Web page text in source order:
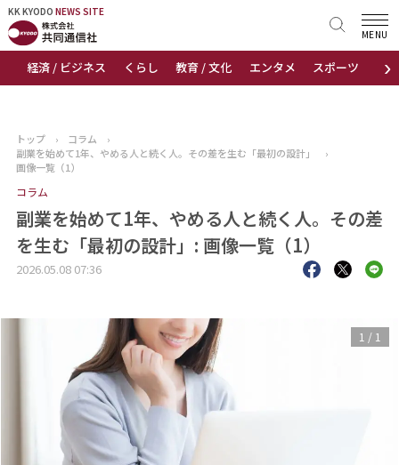
KK KYODO NEWS SITE
›
経済 / ビジネス くらし 教育 / 文化 エンタメ スポーツ 地域
MENU
KK KYODONEWS SITE
トップページ
ニュース
おすすめコンテンツ
出版物
トップ › コラム
›
副業を始めて1年、やめる人と続く人。その差を生む「最初の設計」
›
画像一覧（1）
コラム
副業を始めて1年、やめる人と続く人。その差
を生む「最初の設計」: 画像一覧（1）
2026.05.08 07:36
1 / 1